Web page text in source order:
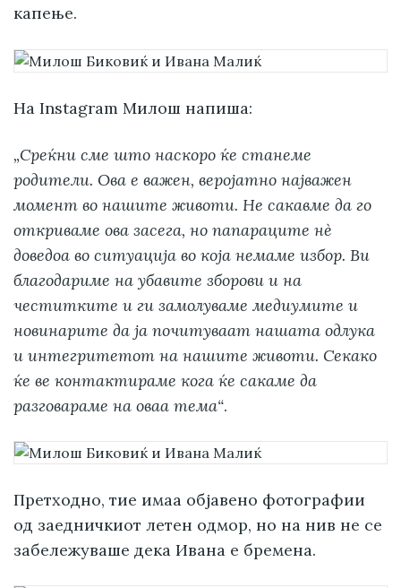
капење.
На Instagram Милош напиша:
„Среќни сме што наскоро ќе станеме
родители. Ова е важен, веројатно најважен
момент во нашите животи. Не сакавме да го
откриваме ова засега, но папараците нè
доведоа во ситуација во која немаме избор. Ви
благодариме на убавите зборови и на
честитките и ги замолуваме медиумите и
новинарите да ја почитуваат нашата одлука
и интегритетот на нашите животи. Секако
ќе ве контактираме кога ќе сакаме да
разговараме на оваа тема“.
Претходно, тие имаа објавено фотографии
од заедничкиот летен одмор, но на нив не се
забележуваше дека Ивана е бремена.